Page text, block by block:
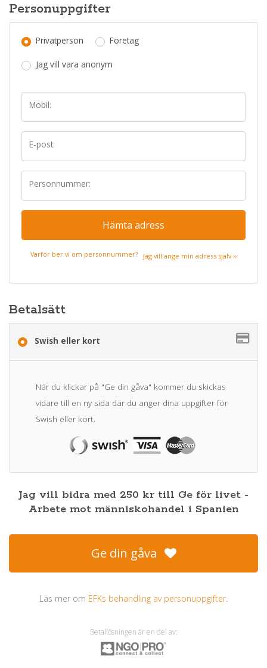
Personuppgifter
Privatperson Företag
Jag vill vara anonym
Mobil:
E-post:
Personnummer:
Hämta adress
Varför ber vi om personnummer? Jag vill ange min adress själv ››
Betalsätt
Swish eller kort
När du klickar på "Ge din gåva" kommer du skickas
vidare till en ny sida där du anger dina uppgifter för
Swish eller kort.
Jag vill bidra med 250 kr till Ge för livet -
Arbete mot människohandel i Spanien
Ge din gåva
Läs mer om EFKs behandling av personuppgifter.
Betallösningen är en del av: